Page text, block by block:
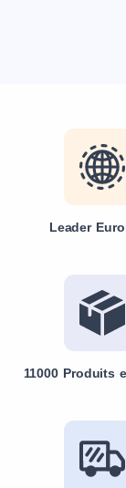
Leader
11000 Produits